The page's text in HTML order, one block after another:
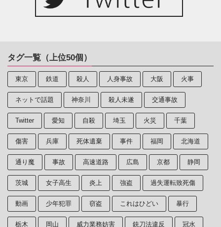
タグ一覧（上位50個）
東京 鉄道 殺人 人身事故 大阪 火事
ネットで話題 神奈川 殺人未遂 交通事故
Twitter 愛知 自殺 埼玉 火災 千葉
傷害 兵庫 死体遺棄 事件 福岡 北海道
通り魔 事故 高速道路 広島 京都 静岡
茨城 女子高生 炎上 強盗 過失運転致死傷
動画 少年犯罪 窃盗 これはひどい 暴行
栃木 岡山 威力業務妨害 銃刀法違反 冠水